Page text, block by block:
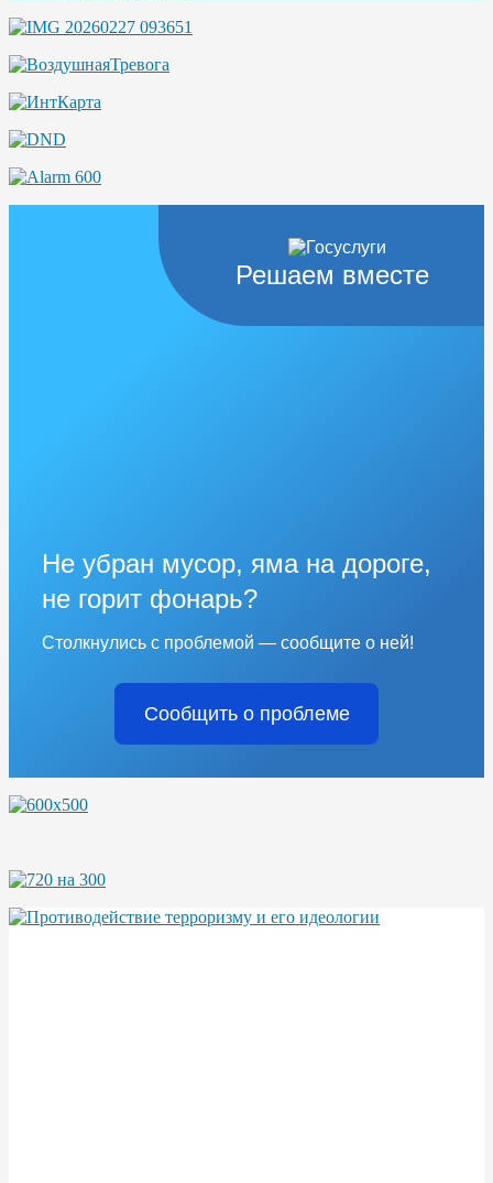
Решаем вместе
Не убран мусор, яма на дороге,
не горит фонарь?
Столкнулись с проблемой — сообщите о ней!
Сообщить о проблеме